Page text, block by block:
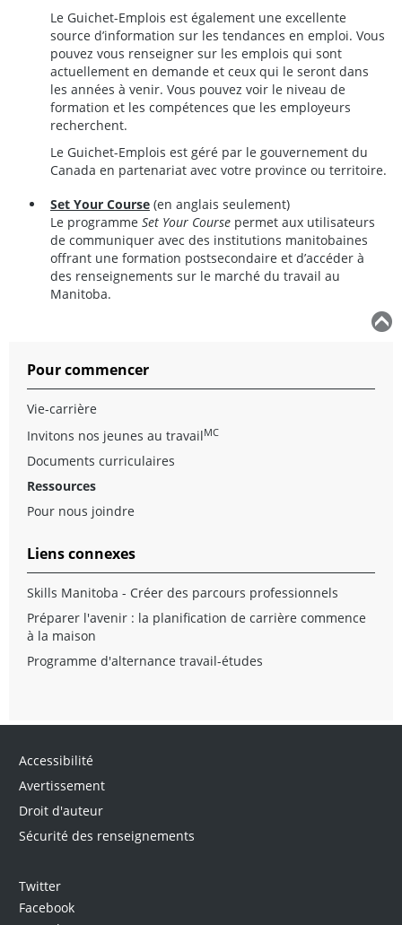
Le Guichet-Emplois est également une excellente
source d’information sur les tendances en emploi. Vous
pouvez vous renseigner sur les emplois qui sont
actuellement en demande et ceux qui le seront dans
les années à venir. Vous pouvez voir le niveau de
formation et les compétences que les employeurs
recherchent.
Le Guichet-Emplois est géré par le gouvernement du
Canada en partenariat avec votre province ou territoire.
Set Your Course (en anglais seulement)
Le programme Set Your Course permet aux utilisateurs
de communiquer avec des institutions manitobaines
offrant une formation postsecondaire et d’accéder à
des renseignements sur le marché du travail au
Manitoba.
Pour commencer
Vie-carrière
Invitons nos jeunes au travailMC
Documents curriculaires
Ressources
Pour nous joindre
Liens connexes
Skills Manitoba - Créer des parcours professionnels
Préparer l'avenir : la planification de carrière commence
à la maison
Programme d'alternance travail-études
Accessibilité
Avertissement
Droit d'auteur
Sécurité des renseignements
Twitter
Facebook